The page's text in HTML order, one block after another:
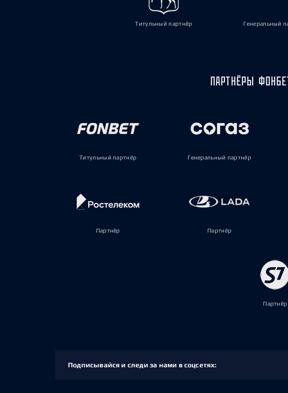
Титульный партнёр Генеральный
ПАРТНЁРЫ
Титульный партнёр Генеральный партнёр
Партнёр Партнёр
Партнёр
Подписывайся и следи за нами в соцсетях: